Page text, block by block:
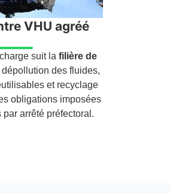
VHU agréé
suit la filière de
dépollution des fluides,
et recyclage
obligations imposées
arrêté préfectoral.